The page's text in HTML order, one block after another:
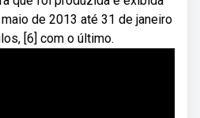
de 2013 até 31 de janeiro
[6] com o último.